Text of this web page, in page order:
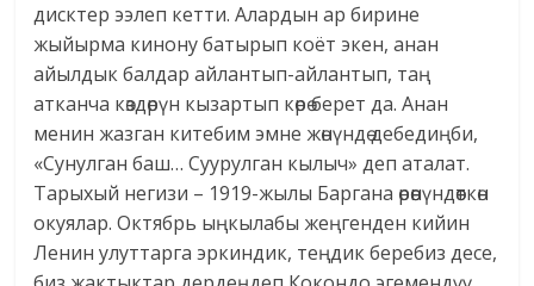
дисктер ээлеп кетти. Алардын ар бирине
жыйырма кинону батырып коёт экен, анан
айылдык балдар айлантып-айлантып, таң
атканча көздөрүн кызартып көрө берет да. Анан
менин жазган китебим эмне жөнүндө дебедиңби,
«Сунулган баш… Суурулган кылыч» деп аталат.
Тарыхый негизи – 1919-жылы Баргана өрөөнүндөөткөн
окуялар. Октябрь ыңкылабы жеңгенден кийин
Ленин улуттарга эркиндик, теңдик беребиз десе,